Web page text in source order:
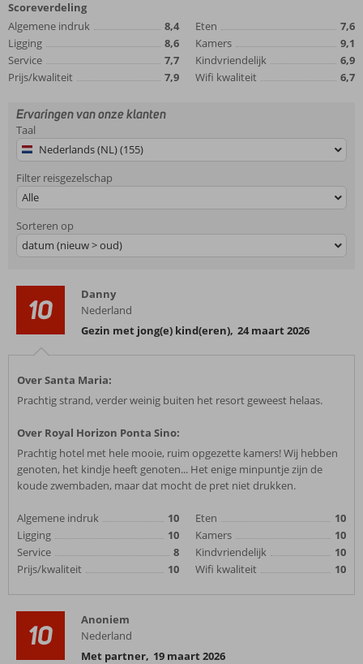
Scoreverdeling
Algemene indruk
8,4
Ligging
8,6
Service
7,7
Prijs/kwaliteit
7,9
Eten
7,6
Kamers
9,1
Kindvriendelijk
6,9
Wifi kwaliteit
6,7
Ervaringen van onze klanten
Taal
Nederlands (NL) (155)
Filter reisgezelschap
Alle
Sorteren op
datum (nieuw > oud)
10
Danny
Nederland
Gezin met jong(e) kind(eren), 24 maart 2026
Over Santa Maria:
Prachtig strand, verder weinig buiten het resort geweest helaas.
Over Royal Horizon Ponta Sino:
Prachtig hotel met hele mooie, ruim opgezette kamers! Wij hebben
genoten, het kindje heeft genoten... Het enige minpuntje zijn de
koude zwembaden, maar dat mocht de pret niet drukken.
Algemene indruk
10
Ligging
10
Service
8
Prijs/kwaliteit
10
Eten
10
Kamers
10
Kindvriendelijk
10
Wifi kwaliteit
10
10
Anoniem
Nederland
Met partner, 19 maart 2026